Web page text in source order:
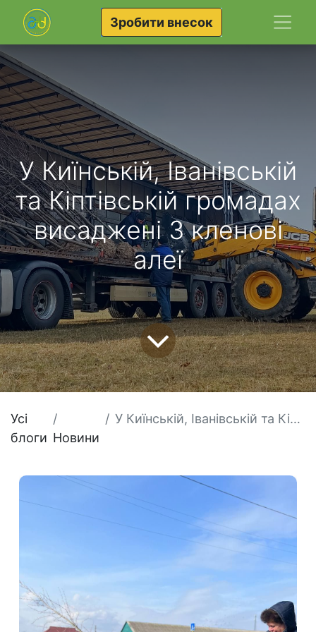
Зробити внесок
У Киїнській, Іванівській
та Кіптівській громадах
висаджені 3 кленові
алеї
Усі
блоги Новини
У Киїнській, Іванівській та Кіптівській громадах висаджені 3 кленові алеї